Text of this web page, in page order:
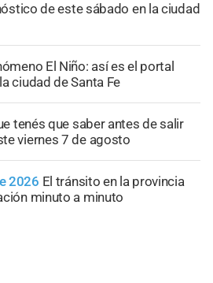
de este sábado en la ciudad
El Niño: así es el portal
ciudad de Santa Fe
tenés que saber antes de salir
viernes 7 de agosto
2026 El tránsito en la provincia
minuto a minuto